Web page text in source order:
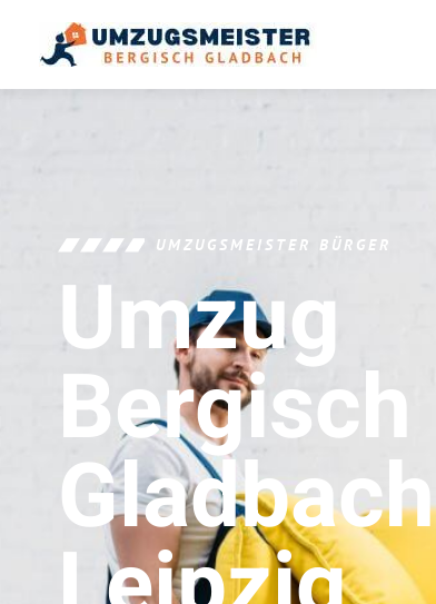
UMZUGSMEISTER BÜRGER
Umzug
Bergisch
Gladbach